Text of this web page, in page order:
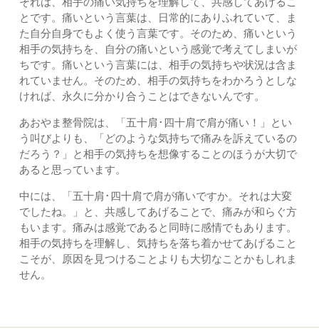
とです。痛いという言葉は、日常的にありふれていて、ま
た自分自身でもよく使う言葉です。そのため、痛いという
相手の気持ちを、自分の痛いという感覚で考えてしまいが
ちです。痛いという言葉には、相手の気持ちや状況は含ま
れていません。そのため、相手の気持ちをわかろうとしな
ければ、永久に分かり合うことはできないんです。
あおやま整骨院は、「五十肩･四十肩で肩が痛い！」とい
う叫びよりも、「どのような気持ちで痛みを訴えているの
だろう？」と相手の気持ちを想像することのほうが大切で
あると思っています。
中には、「五十肩･四十肩で肩が痛いですか。それは大変
でしたね。」と、共感してあげることで、痛みが和らぐ方
もいます。痛みは感覚であると同時に感情でもあります。
相手の気持ちを理解し、気持ちを落ち着かせてあげること
こそが、原因を見つけることよりも大切なことかもしれま
せん。